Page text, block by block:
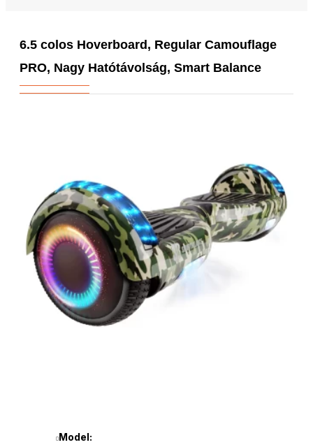
6.5 colos Hoverboard, Regular Camouflage
PRO, Nagy Hatótávolság, Smart Balance
Model: